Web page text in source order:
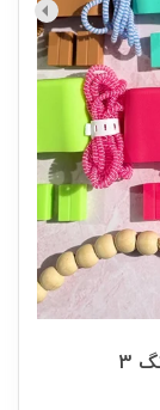
محافظ آداپتور 25 وات سیلیکونی سامسونگ 3